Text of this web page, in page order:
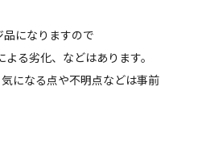
品になりますので
る劣化、などはあります。
になる点や不明点などは事前